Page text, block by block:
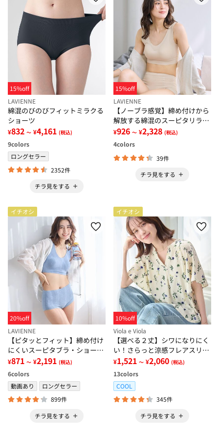
15%off
LAVIENNE
綿混のびのびフィットミラクる
ショーツ
¥832 ～ ¥4,161 (税込)
9colors
ロングセラー
2352件
チラ見をする
15%off
LAVIENNE
【ノーブラ感覚】締め付けから
解放する綿混のスーピタリラッ
クスブラ・ショーツ（別売）
¥926 ～ ¥2,328 (税込)
4colors
39件
チラ見をする
イチオシ
20%off
LAVIENNE
【ピタッとフィット】締め付け
にくいスーピタブラ・ショーツ
（別売）
¥871 ～ ¥2,191 (税込)
6colors
動画あり
ロングセラー
899件
チラ見をする
イチオシ
10%off
Viola e Viola
【選べる２丈】シワになりにく
い！さらっと涼感フレアスリー
ブブラウス
¥1,521 ～ ¥2,060 (税込)
13colors
COOL
345件
チラ見をする